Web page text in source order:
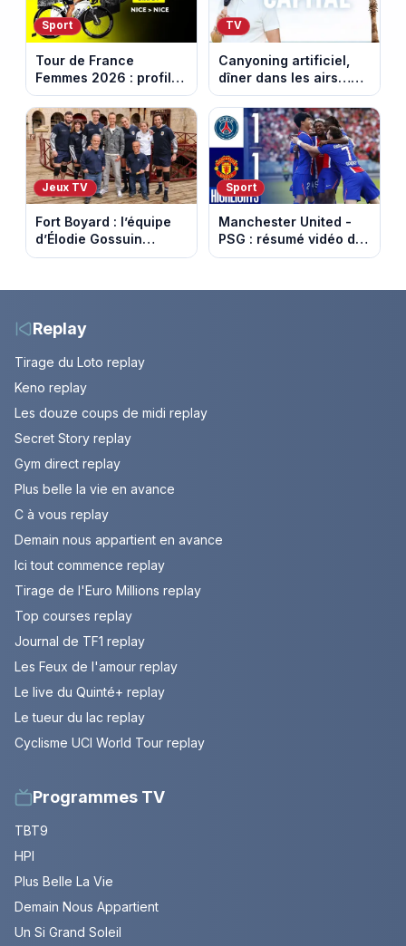
Sport
Tour de France
Femmes 2026 : profil
et horaires de la
dernière étape à Nice
TV
Canyoning artificiel,
dîner dans les airs…
les loisirs les plus fous
passés au crible dans
Capital
Jeux TV
Fort Boyard : l’équipe
d’Élodie Gossuin
termine avec une belle
le Refuge
Sport
Manchester United -
PSG : résumé vidéo du
match amical du 8 août
Replay
Tirage du Loto replay
Keno replay
Les douze coups de midi replay
Secret Story replay
Gym direct replay
Plus belle la vie en avance
C à vous replay
Demain nous appartient en avance
Ici tout commence replay
Tirage de l'Euro Millions replay
Top courses replay
Journal de TF1 replay
Les Feux de l'amour replay
Le live du Quinté+ replay
Le tueur du lac replay
Cyclisme UCI World Tour replay
Programmes TV
TBT9
HPI
Plus Belle La Vie
Demain Nous Appartient
Un Si Grand Soleil